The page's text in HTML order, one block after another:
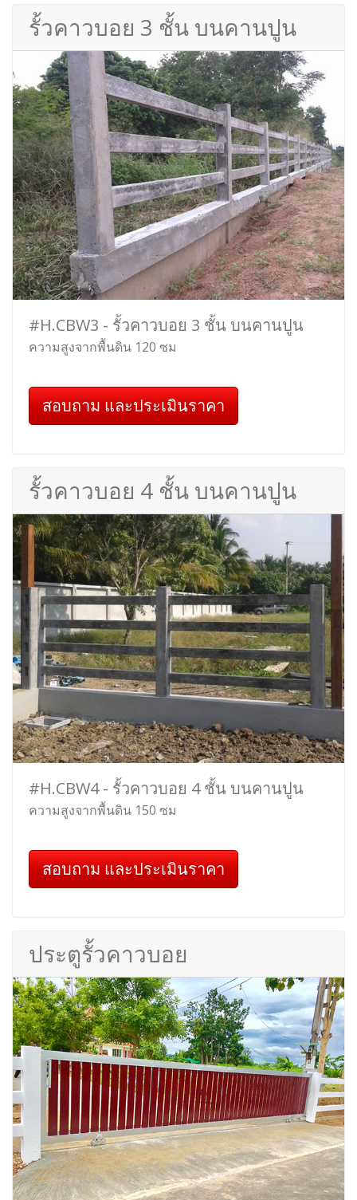
รั้วคาวบอย 3 ชั้น บนคานปูน
#H.CBW3 - รั้วคาวบอย 3 ชั้น บนคานปูน
ความสูงจากพื้นดิน 120 ซม
สอบถาม และประเมินราคา
รั้วคาวบอย 4 ชั้น บนคานปูน
#H.CBW4 - รั้วคาวบอย 4 ชั้น บนคานปูน
ความสูงจากพื้นดิน 150 ซม
สอบถาม และประเมินราคา
ประตูรั้วคาวบอย